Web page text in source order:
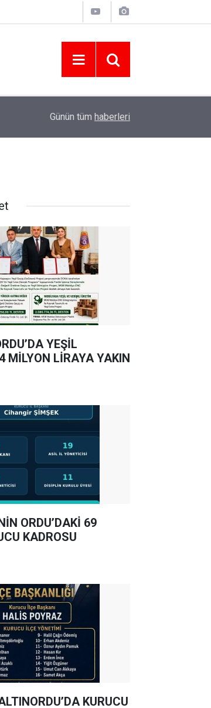
YENİ PARTİ ALTINORDU’DA KURUCU
Günün tüm haberleri
YEŞİL
MİLYON LİRAYA YAKIN
ORDU’DAKİ 69
KADROSU
KURUCU